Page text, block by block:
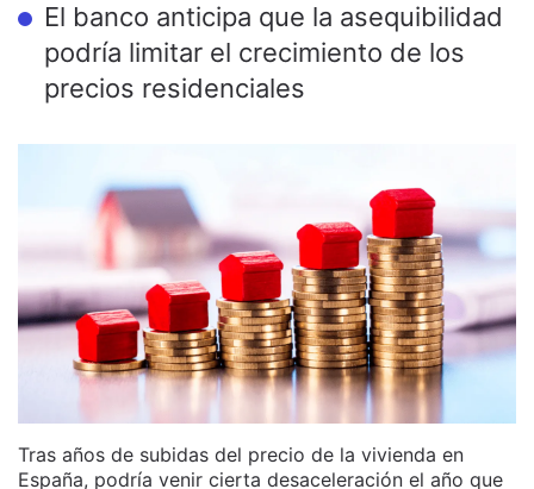
El banco anticipa que la asequibilidad
podría limitar el crecimiento de los
precios residenciales
Tras años de subidas del precio de la vivienda en
España, podría venir cierta desaceleración el año que